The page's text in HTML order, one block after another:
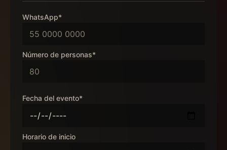
WhatsApp*
Número de personas*
Fecha del evento*
Horario de inicio